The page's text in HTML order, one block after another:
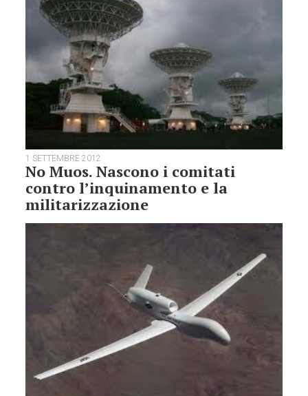
1 SETTEMBRE 2012
No Muos. Nascono i comitati
contro l’inquinamento e la
militarizzazione